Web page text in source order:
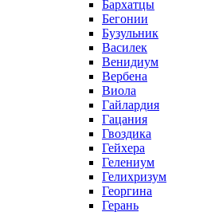
Бархатцы
Бегонии
Бузульник
Василек
Венидиум
Вербена
Виола
Гайлардия
Гацания
Гвоздика
Гейхера
Гелениум
Гелихризум
Георгина
Герань